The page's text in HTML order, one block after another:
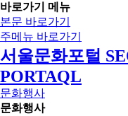
바로가기 메뉴
본문 바로가기
주메뉴 바로가기
서울문화포털
PORTAQL
문화행사
문화행사